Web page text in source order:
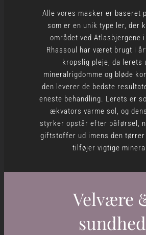
Alle vores masker er baseret
som er en unik type ler, der
området ved Atlasbjergene
Rhassoul har været brugt i
kropslig pleje, da lerets
mineralrigdomme og bløde
den leverer de bedste
eneste behandling. Lerets er
ækvators varme sol, og
styrker opstår efter påførsel,
giftstoffer ud imens den
tilføjer vigtige
Velvære
sundhed